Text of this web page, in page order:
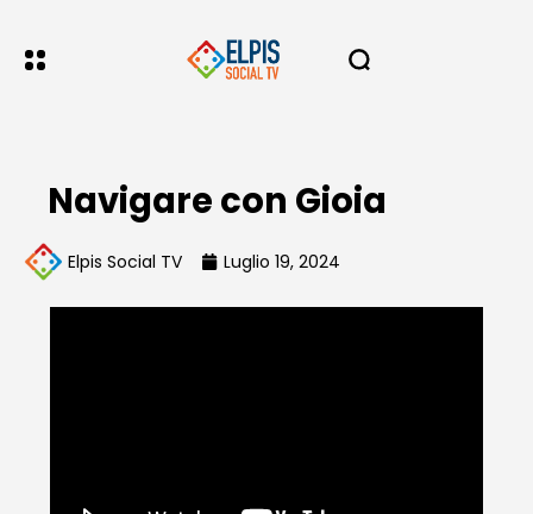
Navigare con Gioia
Elpis Social TV Luglio 19, 2024